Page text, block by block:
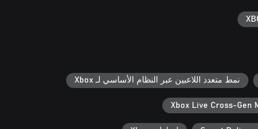
نمط متعدد اللاعبين عبر النظام الأساسي لـ Xbox
Xbox Live Cross-Gen